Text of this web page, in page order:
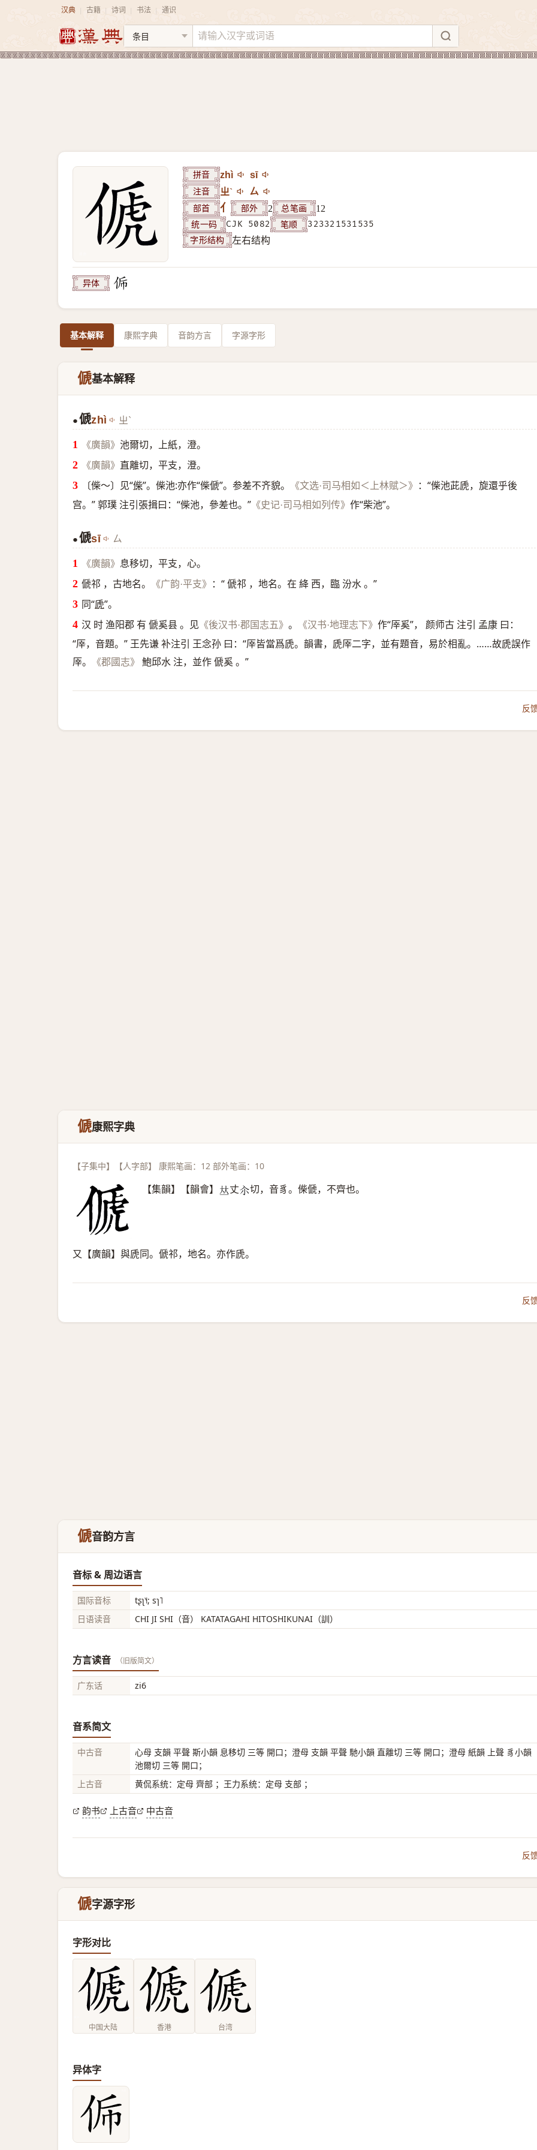
汉典 古籍 诗词 书法 通识
拼音 zhì sī
注音 ㄓˋ ㄙ
部首 亻 部外 2 总笔画 12
统一码 CJK 5082 笔顺 323321531535
字形结构 左右结构
异体
基本解释 康熙字典 音韵方言 字源字形
傂基本解释
● 傂zhì ㄓˋ
《廣韻》池爾切，上紙，澄。
《廣韻》 直離切，平支，澄。
〔偨～〕见“偨”。偨池:亦作“偨傂”。参差不齐貌。 《文选·司马相如＜上林赋＞》
：“偨池茈虒，旋還乎後
宫。” 郭璞 注引張揖曰：“偨池，參差也。” 《史记·司马相如列传》 作“柴池”。
● 傂sī ㄙ
《廣韻》 息移切，平支，心。
傂祁 ，古地名。
《广韵·平支》
：“ 傂祁 ，地名。在 絳 西，臨 汾水 。”
同“虒”。
汉 时 渔阳郡 有 傂奚县 。见 《後汉书·郡国志五》。 《汉书·地理志下》作“厗奚”， 颜师古 注引 孟康 曰：
“厗，音題。” 王先谦 补注引 王念孙 曰：“厗皆當爲虒。韻書，虒厗二字，並有題音，易於相亂。……故虒誤作
厗。
《郡國志》 鮑邱水 注，並作 傂奚 。”
反
傂康熙字典
【子集中】【人字部】 康熙笔画：12 部外笔画：10
【集韻】【韻會】 𠀤丈𡭗 切，音豸。偨傂，不齊也。
又【廣韻】與虒同。傂祁，地名。亦作虒。
反
傂音韵方言
音标 & 周边语言
国际音标
tʂʅ˥˧; sɿ˥
日语读音
CHI JI SHI（音） KATATAGAHI HITOSHIKUNAI（訓）
方言读音 （旧版简文）
广东话 zi6
音系简文
中古音
心母 支韻 平聲 斯小韻 息移切 三等 開口；澄母 支韻 平聲 馳小韻 直離切 三等 開口；澄母 紙韻 上聲 豸小韻
池爾切 三等 開口；
上古音
黄侃系统：定母 齊部 ；王力系统：定母 支部 ；
韵书 上古音 中古音
反
傂字源字形
字形对比
中国大陆 香港 台湾
异体字